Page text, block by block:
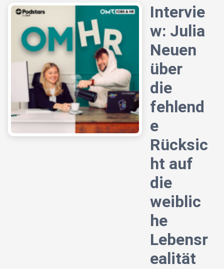
Intervie
w: Julia
Neuen
über
die
fehlend
e
Rücksic
ht auf
die
weiblic
he
Lebensr
ealität